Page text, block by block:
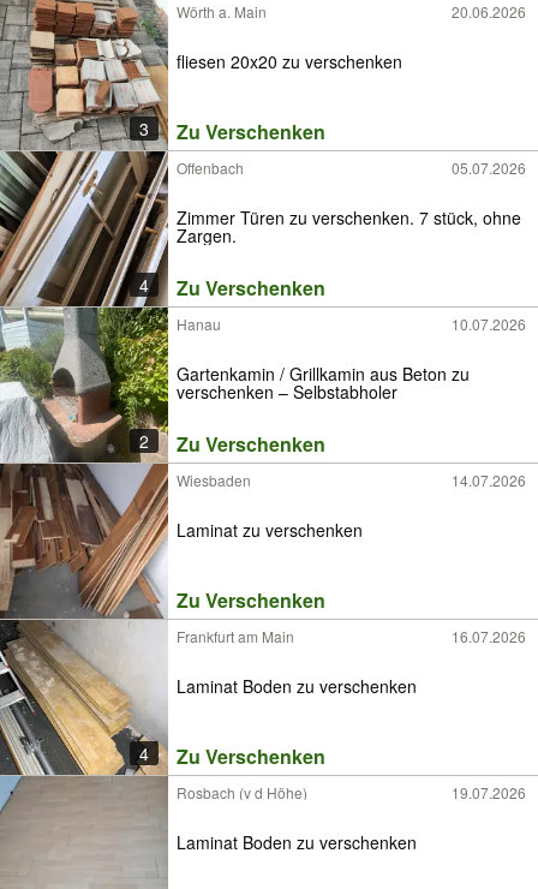
3
Wörth a. Main 20.06.2026
fliesen 20x20 zu verschenken
Zu Verschenken
4
Offenbach 05.07.2026
Zimmer Türen zu verschenken. 7 stück, ohne
Zargen.
Zu Verschenken
2
Hanau 10.07.2026
Gartenkamin / Grillkamin aus Beton zu
verschenken – Selbstabholer
Zu Verschenken
Wiesbaden 14.07.2026
Laminat zu verschenken
Zu Verschenken
4
Frankfurt am Main 16.07.2026
Laminat Boden zu verschenken
Zu Verschenken
Rosbach (v d Höhe) 19.07.2026
Laminat Boden zu verschenken